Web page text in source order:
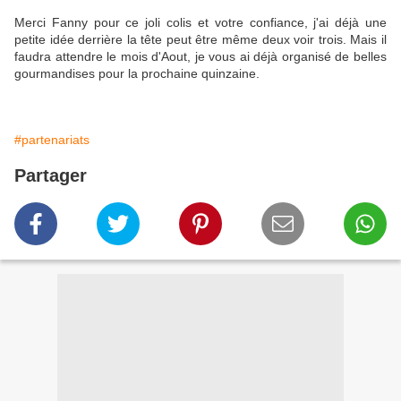
Merci Fanny pour ce joli colis et votre confiance, j'ai déjà une
petite idée derrière la tête peut être même deux voir trois. Mais il
faudra attendre le mois d'Aout, je vous ai déjà organisé de belles
gourmandises pour la prochaine quinzaine.
#partenariats
Partager